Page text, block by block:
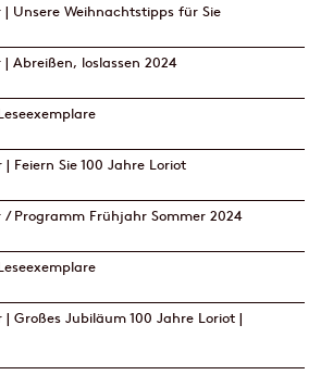
| Unsere Weihnachtstipps für Sie
Abreißen, loslassen 2024
Feiern Sie 100 Jahre Loriot
/ Programm Frühjahr Sommer 2024
| Großes Jubiläum 100 Jahre Loriot |